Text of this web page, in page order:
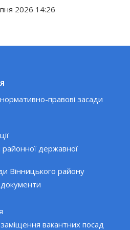
2026 14:26
правові засади
районної державної
Вінницького району
заміщення вакантних посад